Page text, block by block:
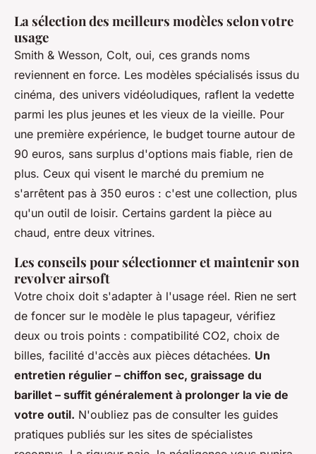
La sélection des meilleurs modèles selon votre
usage
Smith & Wesson, Colt, oui, ces grands noms
reviennent en force. Les modèles spécialisés issus du
cinéma, des univers vidéoludiques, raflent la vedette
parmi les plus jeunes et les vieux de la vieille. Pour
une première expérience, le budget tourne autour de
90 euros, sans surplus d'options mais fiable, rien de
plus. Ceux qui visent le marché du premium ne
s'arrêtent pas à 350 euros : c'est une collection, plus
qu'un outil de loisir. Certains gardent la pièce au
chaud, entre deux vitrines.
Les conseils pour sélectionner et maintenir son
revolver airsoft
Votre choix doit s'adapter à l'usage réel. Rien ne sert
de foncer sur le modèle le plus tapageur, vérifiez
deux ou trois points : compatibilité CO2, choix de
billes, facilité d'accès aux pièces détachées. Un
entretien régulier – chiffon sec, graissage du
barillet – suffit généralement à prolonger la vie de
votre outil. N'oubliez pas de consulter les guides
pratiques publiés sur les sites de spécialistes